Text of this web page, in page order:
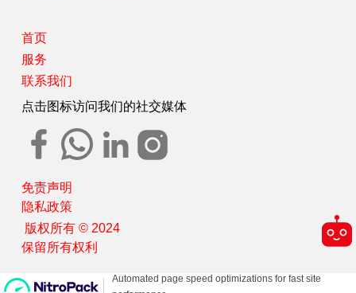
首页
服务
联系我们
点击图标访问我们的社交媒体
免责声明
隐私政策
版权所有 © 2024
保留所有权利